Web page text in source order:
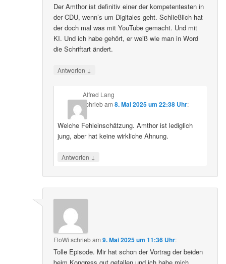
Der Amthor ist definitiv einer der kompetentesten in
der CDU, wenn’s um Digitales geht. Schließlich hat
der doch mal was mit YouTube gemacht. Und mit
KI. Und ich habe gehört, er weiß wie man in Word
die Schriftart ändert.
Antworten ↓
Alfred Lang
schriebam 8. Mai 2025 um 22:38 Uhr:
Welche Fehleinschätzung. Amthor ist lediglich
jung, aber hat keine wirkliche Ahnung.
Antworten ↓
FloWi schriebam9. Mai 2025 um 11:36 Uhr:
Tolle Episode. Mir hat schon der Vortrag der beiden